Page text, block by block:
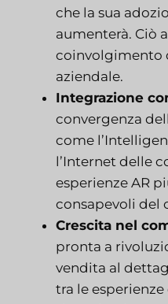
che la sua
aumenterà. Ciò
coinvolgimento
aziendale.
Integrazione
convergenza
come
l’Internet delle
esperienze AR
consapevoli del
Crescita nel
pronta a
vendita al
tra le